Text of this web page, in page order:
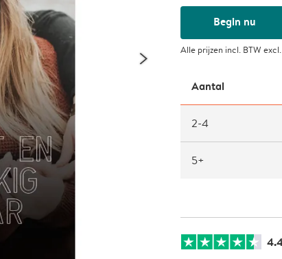
Begin nu
Alle prijzen incl. BTW excl.
Aantal
2-4
5+